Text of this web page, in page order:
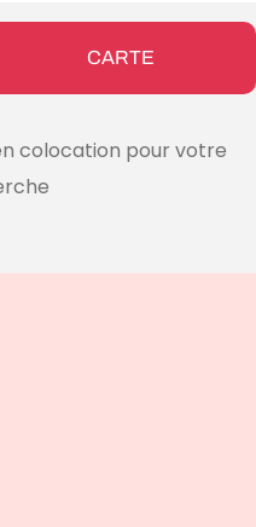
CARTE
colocation pour votre